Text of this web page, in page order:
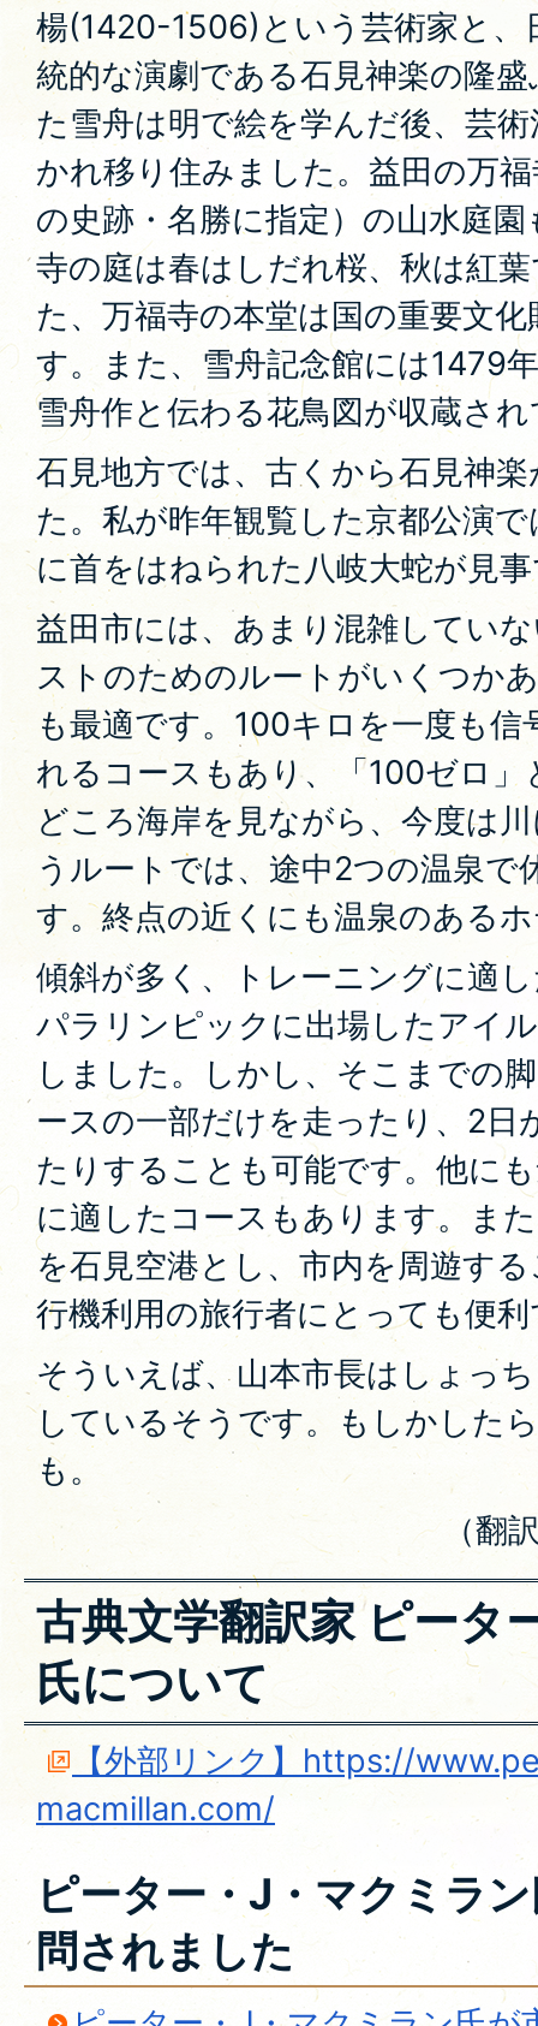
楊(1420-1506)という芸術家と、
統的な演劇である石見神楽の隆
た雪舟は明で絵を学んだ後、芸
かれ移り住みました。益田の万
の史跡・名勝に指定）の山水庭
寺の庭は春はしだれ桜、秋は紅
た、万福寺の本堂は国の重要文
す。また、雪舟記念館には1479
雪舟作と伝わる花鳥図が収蔵さ
石見地方では、古くから石見神
た。私が昨年観覧した京都公演
に首をはねられた八岐大蛇が見
益田市には、あまり混雑してい
ストのためのルートがいくつか
も最適です。100キロを一度も
れるコースもあり、「100ゼロ
どころ海岸を見ながら、今度は
うルートでは、途中2つの温泉で
す。終点の近くにも温泉のある
傾斜が多く、トレーニングに適
パラリンピックに出場したアイ
しました。しかし、そこまでの
ースの一部だけを走ったり、2日
たりすることも可能です。他に
に適したコースもあります。ま
を石見空港とし、市内を周遊す
行機利用の旅行者にとっても便
そういえば、山本市長はしょっ
しているそうです。もしかした
も。
（翻
古典文学翻訳家 ピータ
氏について
【外部リンク】https://
macmillan.com/
ピーター・J・マクミラ
問されました